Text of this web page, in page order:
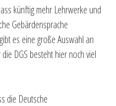
künftig mehr Lehrwerke und
Gebärdensprache
es eine große Auswahl an
DGS besteht hier noch viel
die Deutsche